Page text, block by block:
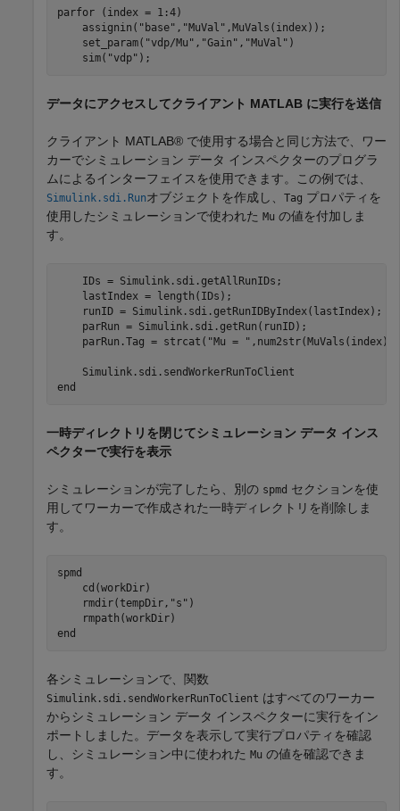
parfor (index = 1:4)
    assignin(
"base" , "MuVal" ,MuVals(index));
    set_param(
"vdp/Mu" , "Gain" , "MuVal" )
    sim(
"vdp" );
データにアクセスしてクライアント MATLAB に実行を送信
クライアント MATLAB® で使用する場合と同じ方法で、ワー
カーでシミュレーション データ インスペクターのプログラ
ムによるインターフェイスを使用できます。この例では、
Simulink.sdi.Runオブジェクトを作成し、 Tag プロパティを
使用したシミュレーションで使われた Mu の値を付加しま
す。
    IDs = Simulink.sdi.getAllRunIDs;
    lastIndex = length(IDs);
    runID = Simulink.sdi.getRunIDByIndex(lastIndex);
    parRun = Simulink.sdi.getRun(runID);
    parRun.Tag = strcat(
"Mu = "
end
一時ディレクトリを閉じてシミュレーション データ インス
ペクターで実行を表示
シミュレーションが完了したら、別の spmd セクションを使
用してワーカーで作成された一時ディレクトリを削除しま
す。
spmd
    cd(workDir)
    rmdir(tempDir,
"s" )
end
各シミュレーションで、関数
Simulink.sdi.sendWorkerRunToClient はすべてのワーカー
からシミュレーション データ インスペクターに実行をイン
ポートしました。データを表示して実行プロパティを確認
し、シミュレーション中に使われた Mu の値を確認できま
す。